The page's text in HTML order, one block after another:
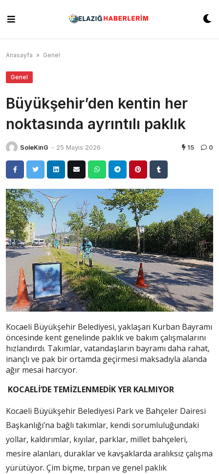
content
Anasayfa » Genel
Genel
Büyükşehir’den kentin her
noktasında ayrıntılı paklık
SoleKinG - 25 Mayıs 2026 15 0
Kocaeli Büyükşehir Belediyesi, yaklaşan Kurban Bayramı
öncesinde kent genelinde paklık ve bakım çalışmalarını
hızlandırdı. Takımlar, vatandaşların bayramı daha rahat,
inançlı ve pak bir ortamda geçirmesi maksadıyla alanda
ağır mesai harcıyor.
KOCAELİ’DE TEMİZLENMEDİK YER KALMIYOR
Kocaeli Büyükşehir Belediyesi Park ve Bahçeler Dairesi
Başkanlığı’na bağlı takımlar, kendi sorumluluğundaki
yollar, kaldırımlar, kıyılar, parklar, millet bahçeleri,
mesire alanları, duraklar ve kavşaklarda aralıksız çalışma
yürütüyor. Çim biçme, tırpan ve genel paklık